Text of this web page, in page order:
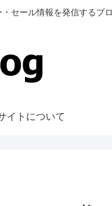
セール情報を発信するブ
イトについて